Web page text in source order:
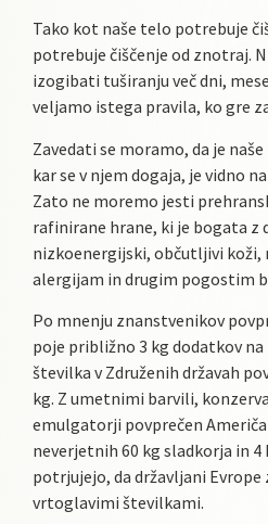
Tako kot naše telo potrebuje
potrebuje čiščenje od znotraj.
izogibati tuširanju več dni,
veljamo istega pravila, ko gre
Zavedati se moramo, da je
kar se v njem dogaja, je vidno
Zato ne moremo jesti
rafinirane hrane, ki je bogata z
nizkoenergijski, občutljivi koži,
alergijam in drugim pogostim
Po mnenju znanstvenikov
poje približno 3 kg dodatkov
številka v Združenih državah
kg. Z umetnimi barvili,
emulgatorji povprečen
neverjetnih 60 kg sladkorja in 4
potrjujejo, da državljani
vrtoglavimi številkami.